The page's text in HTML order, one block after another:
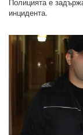
Полицията е
инцидента.